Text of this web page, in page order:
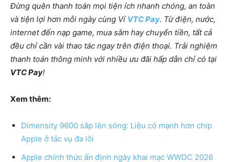
Đừng quên thanh toán mọi tiện ích nhanh chóng, an toàn
và tiện lợi hơn mỗi ngày cùng Ví VTC Pay. Từ điện, nước,
internet đến nạp game, mua sắm hay chuyển tiền, tất cả
đều chỉ cần vài thao tác ngay trên điện thoại. Trải nghiệm
thanh toán thông minh với nhiều ưu đãi hấp dẫn chỉ có tại
VTC Pay!
Xem thêm:
Dimensity 9600 sắp lên sóng: Liệu có mạnh hơn chip
Apple ở tác vụ đa lõi
Apple chính thức ấn định ngày khai mạc WWDC 2026